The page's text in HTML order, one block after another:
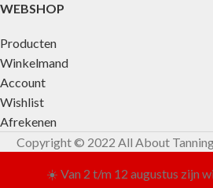
WEBSHOP
Producten
Winkelmand
Account
Wishlist
Afrekenen
Copyright © 2022 All About
☀️ Van 2 t/m 12 augustus zijn